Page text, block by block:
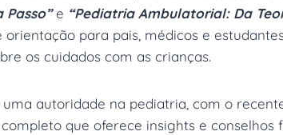
Passo”e “Pediatria Ambulatorial: Da
para pais, médicos e
os cuidados com as crianças.
autoridade na pediatria, com o
que oferece insights e conselhos